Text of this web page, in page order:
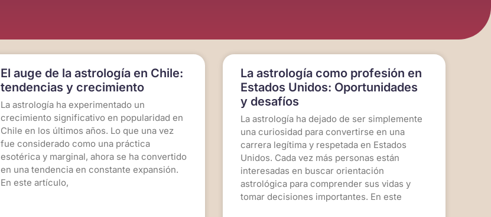
El auge de la astrología en Chile:
tendencias y crecimiento
La astrología ha experimentado un
crecimiento significativo en popularidad en
Chile en los últimos años. Lo que una vez
fue considerado como una práctica
esotérica y marginal, ahora se ha convertido
en una tendencia en constante expansión.
En este artículo,
La astrología como profesión en
Estados Unidos: Oportunidades
y desafíos
La astrología ha dejado de ser simplemente
una curiosidad para convertirse en una
carrera legítima y respetada en Estados
Unidos. Cada vez más personas están
interesadas en buscar orientación
astrológica para comprender sus vidas y
tomar decisiones importantes. En este